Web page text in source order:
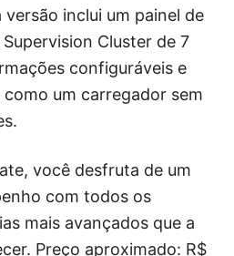
inclui um painel de
Cluster de 7
configuráveis e
um carregador sem
você desfruta de um
com todos os
mais avançados que a
Preço aproximado: R$